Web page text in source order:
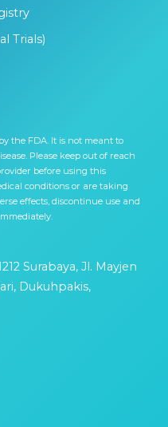
Trials)
the FDA. It is not meant to
Please keep out of reach
before using this
conditions or are taking
effects, discontinue use and
Surabaya, Jl. Mayjen
Dukuhpakis,